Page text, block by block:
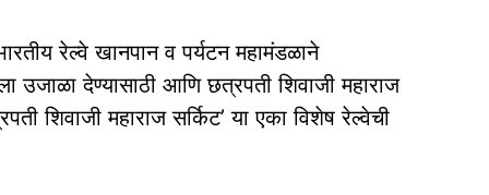
रेल्वे खानपान व पर्यटन महामंडळाने
देण्यासाठी आणि छत्रपती शिवाजी महाराज
शिवाजी महाराज सर्किट’ या एका विशेष रेल्वेची